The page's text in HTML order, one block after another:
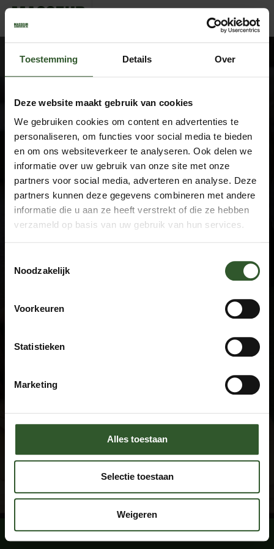
Toestemming Details Over
Deze website maakt gebruik van cookies
We gebruiken cookies om content en advertenties te
personaliseren, om functies voor social media te bieden
en om ons websiteverkeer te analyseren. Ook delen we
informatie over uw gebruik van onze site met onze
partners voor social media, adverteren en analyse. Deze
partners kunnen deze gegevens combineren met andere
informatie die u aan ze heeft verstrekt of die ze hebben
verzameld op basis van uw gebruik van hun services.
Noodzakelijk
Voorkeuren
Statistieken
Marketing
Alles toestaan
Selectie toestaan
Weigeren
Karla
Google Rating
4.9
Based on 743 reviews
byTrust.Reviews
Masseurs
Sluit aan als masseur
Over ons
Algemene voorwaarden
Disclaimer
+31 615674769
info@masseuraandedeur.nl
Stay connected
Facebook
Boek een massage